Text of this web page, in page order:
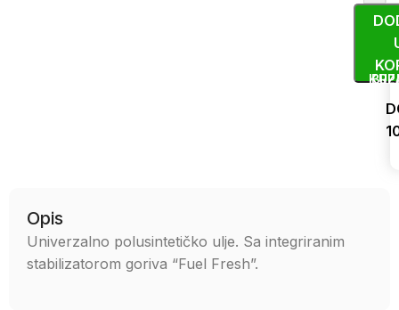
Opis
Univerzalno polusintetičko ulje. Sa integriranim
stabilizatorom goriva “Fuel Fresh”.